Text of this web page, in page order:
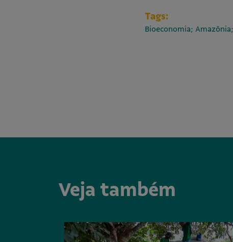
Tags:
Bioeconomia;
Veja também